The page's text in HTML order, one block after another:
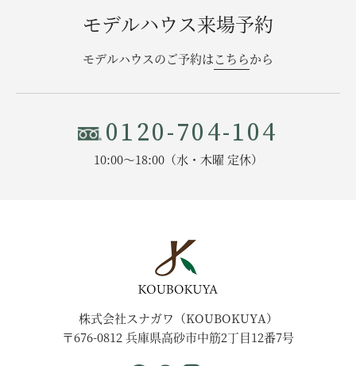
モデルハウス来場予約
モデルハウスのご予約はこちらから
0120-704-104
10:00〜18:00（水・木曜 定休）
株式会社スナガワ（KOUBOKUYA）
〒676-0812 兵庫県高砂市中筋2丁目12番7号